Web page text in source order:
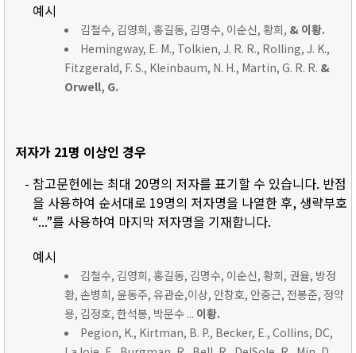
예시
김철수, 김영희, 홍길동, 김명수, 이순신, 황희, & 이황.
Hemingway, E. M., Tolkien, J. R. R., Rolling, J. K.,
Fitzgerald, F. S., Kleinbaum, N. H., Martin, G. R. R. &
Orwell, G.
저자가 21명 이상인 경우
- 참고문헌에는 최대 20명의 저자를 표기할 수 있습니다. 반점
을 사용하여 순서대로 19명의 저자명을 나열한 후, 생략부호
“...”를 사용하여 마지막 저자명을 기재합니다.
예시
김철수, 김영희, 홍길동, 김명수, 이순신, 황희, 권율, 방정
환, 손병희, 윤동주, 유관순,이상, 안창호, 안중근, 전봉준, 정약
용, 김정호, 한석봉, 박문수 ... 이황.
Pegion, K., Kirtman, B. P., Becker, E., Collins, DC,